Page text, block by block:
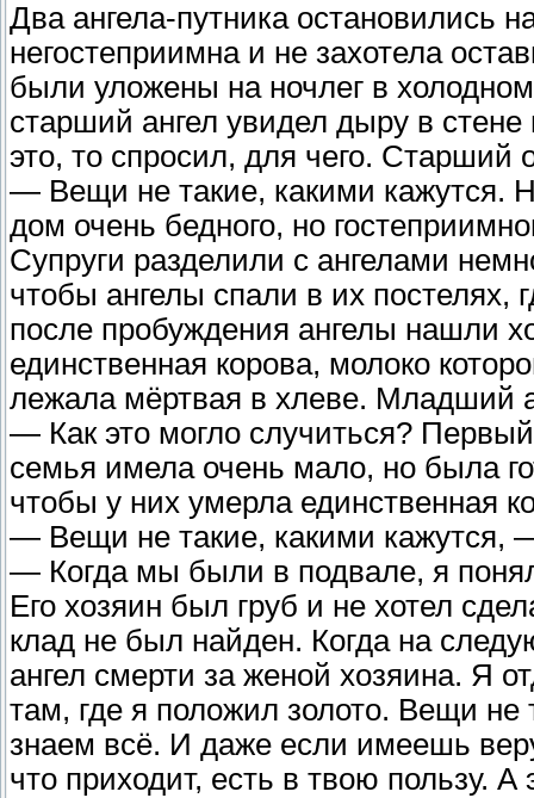
Два ангела-путника остановились
негостеприимна и не захотела
были уложены на ночлег в
старший ангел увидел дыру в
это, то спросил, для чего. Старший
— Вещи не такие, какими кажутся.
дом очень бедного, но
Супруги разделили с ангелами
чтобы ангелы спали в их постелях,
после пробуждения ангелы нашли
единственная корова, молоко
лежала мёртвая в хлеве. Младший
— Как это могло случиться?
семья имела очень мало, но была
чтобы у них умерла единственная
— Вещи не такие, какими кажутся,
— Когда мы были в подвале, я
Его хозяин был груб и не хотел
клад не был найден. Когда на
ангел смерти за женой хозяина. Я
там, где я положил золото. Вещи не
знаем всё. И даже если имеешь
что приходит, есть в твою пользу.